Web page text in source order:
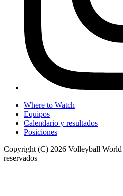
Where to Watch
Equipos
Calendario y resultados
Posiciones
Copyright (C) 2026 Volleyball World
reservados